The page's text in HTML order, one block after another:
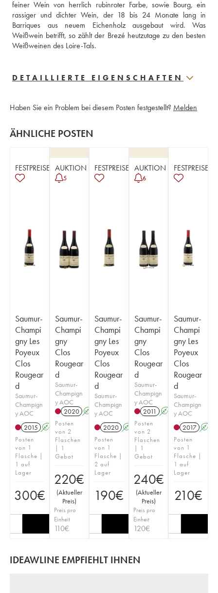
feiner Wein von herrlich rubinroter Farbe, sowie Bourg, ein
rassiger und dichter Wein, der 18 bis 24 Monate lang in
Barriques aus neuem Eichenholz ausgebaut wird. Was
Weißwein betrifft, so zählt der Brezé heutzutage zu den besten
Weißweinen des Loire-Tals.
DETAILLIERTE EIGENSCHAFTEN
Haben Sie ein Problem bei diesem Posten festgestellt? Melden
ÄHNLICHE POSTEN
FESTPREISE
Saumur-
Champi
gny Les
Poyeux
Clos
Rougear
d
Saumur-
Champign
y AOC
2015 A
Posten
von 1
Flasche |
1 auf
Lager
300€
AUKTION
5
Saumur-
Champi
gny
Clos
Rougear
d
Saumur-
Champign
y AOC
2020 A
Posten
von 2
Flaschen
| 1
Gebot
220€
(Aktueller
Preis)
Preis pro
Einheit
110€
FESTPREISE
Saumur-
Champi
gny Les
Poyeux
Clos
Rougear
d
Saumur-
Champign
y AOC
2020 A
Posten
von 1
Flasche |
2 auf
Lager
190€
AUKTION
6
Saumur-
Champi
gny
Clos
Rougear
d
Saumur-
Champign
y AOC
2011 A
Posten
von 2
Flaschen
| 1
Gebot
240€
(Aktueller
Preis)
Preis pro
Einheit
120€
FESTPREISE
Saumur-
Champi
gny Les
Poyeux
Clos
Rougear
d
Saumur-
Champign
y AOC
2017 A
Posten
von 1
Flasche |
1 auf
Lager
210€
IDEAWLINE EMPFIEHLT IHNEN